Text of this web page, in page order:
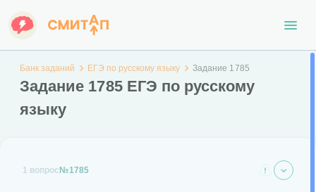
Банк заданий ЕГЭ по русскому языку Задание 1785
Задание 1785 ЕГЭ по русскому
языку
1 вопрос №1785